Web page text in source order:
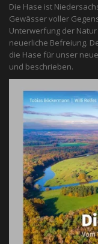
Die Hase ist
Gewässer voller
Unterwerfung der
neuerliche Befreiung.
die Hase für unser
und beschrieben.